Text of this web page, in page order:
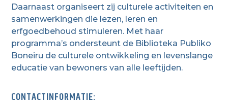
Daarnaast organiseert zij culturele activiteiten en
samenwerkingen die lezen, leren en
erfgoedbehoud stimuleren. Met haar
programma’s ondersteunt de Biblioteka Publiko
Boneiru de culturele ontwikkeling en levenslange
educatie van bewoners van alle leeftijden.
CONTACTINFORMATIE: